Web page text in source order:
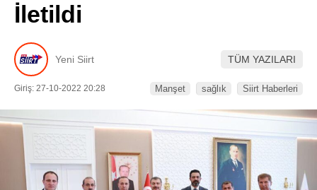
ERUH
BAYKAN
PERVARI
TILLO
GÜNDEM
NÖBETÇI ECZANELER
İletildi
Yeni Siirt TÜM YAZILARI
Giriş: 27-10-2022 20:28 Manşet sağlık Siirt Haberleri